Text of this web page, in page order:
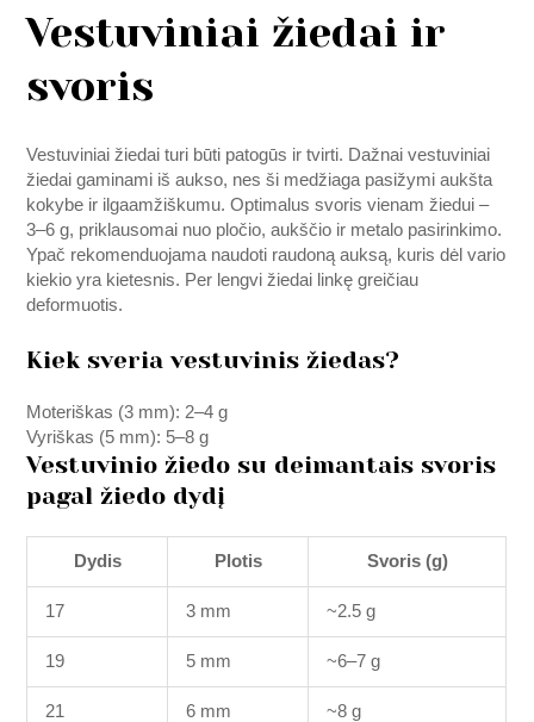
Vestuviniai žiedai ir
svoris
Vestuviniai žiedai turi būti patogūs ir tvirti. Dažnai vestuviniai
žiedai gaminami iš aukso, nes ši medžiaga pasižymi aukšta
kokybe ir ilgaamžiškumu. Optimalus svoris vienam žiedui –
3–6 g, priklausomai nuo pločio, aukščio ir metalo pasirinkimo.
Ypač rekomenduojama naudoti raudoną auksą, kuris dėl vario
kiekio yra kietesnis. Per lengvi žiedai linkę greičiau
deformuotis.
Kiek sveria vestuvinis žiedas?
Moteriškas (3 mm): 2–4 g
Vyriškas (5 mm): 5–8 g
Vestuvinio žiedo su deimantais svoris
pagal žiedo dydį
Dydis Plotis Svoris (g)
17 3 mm ~2.5 g
19 5 mm ~6–7 g
21 6 mm ~8 g